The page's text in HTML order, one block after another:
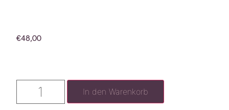
€48,00
In den Warenkorb